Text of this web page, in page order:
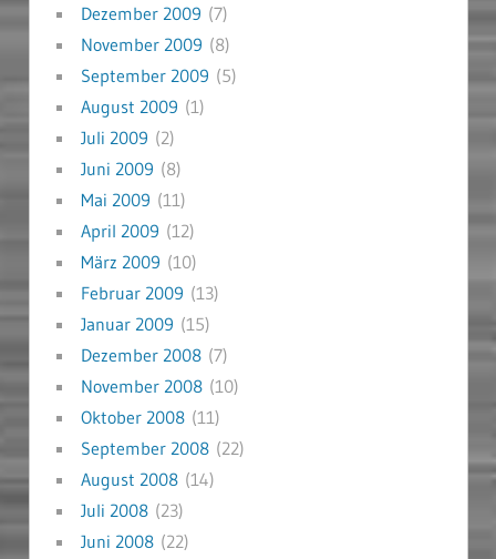
Dezember 2009 (7)
November 2009 (8)
September 2009 (5)
August 2009 (1)
Juli 2009 (2)
Juni 2009 (8)
Mai 2009 (11)
April 2009 (12)
März 2009 (10)
Februar 2009 (13)
Januar 2009 (15)
Dezember 2008(7)
November 2008(10)
Oktober 2008(11)
September 2008(22)
August 2008(14)
Juli 2008(23)
Juni 2008(22)